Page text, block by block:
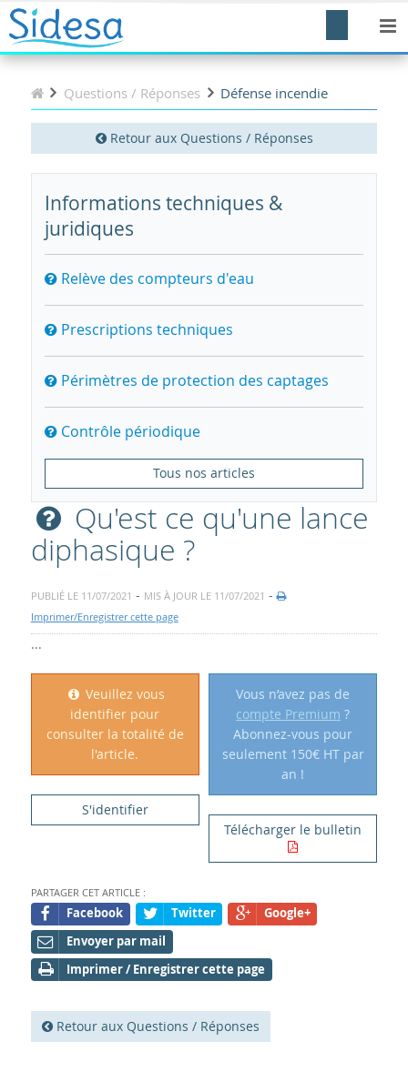
Questions / Réponses Défense incendie
Retour aux Questions / Réponses
Informations techniques &
juridiques
Relève des compteurs d'eau
Prescriptions techniques
Périmètres de protection des captages
Contrôle périodique
Tous nos articles
Qu'est ce qu'une lance
diphasique ?
PUBLIÉ LE 11/07/2021 - MIS À JOUR LE 11/07/2021 -
Imprimer/Enregistrer cette page
...
Veuillez vous
identifier pour
consulter la totalité de
l'article.
S'identifier
Vous n’avez pas de
compte Premium ?
Abonnez-vous pour
seulement 150€ HT par
an !
Télécharger le bulletin
PARTAGER CET ARTICLE :
Facebook Twitter
Google+
Envoyer par mail
Imprimer / Enregistrer cette page
Retour aux Questions / Réponses